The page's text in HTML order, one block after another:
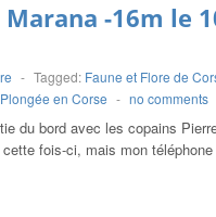
-16m le
- Tagged: Faune et Flore de
Plongée en Corse - no comments
du bord avec les copains
fois-ci, mais mon téléphone